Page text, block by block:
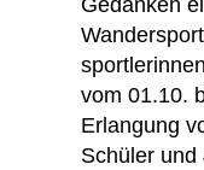
Gedanken
vom 01.10.
Erlangung
Schüler